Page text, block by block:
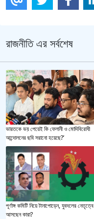
রাজনীতি এর সর্বশেষ
ভারতকে ভয় পেয়েই কি ফেলানী ও মোদিবিরোধী
আন্দোলনের ছবি সরানো হয়েছে?’
পূর্ণাঙ্গ কমিটি নিয়ে টানাপোড়েন, যুবদলের নেতৃত্বে
আসছেন কারা?